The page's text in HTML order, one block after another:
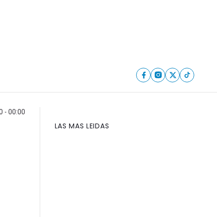
- 00:00
LAS MAS LEIDAS